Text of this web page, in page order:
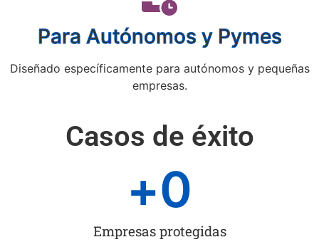
Para Autónomos y Pymes
Diseñado específicamente para autónomos y pequeñas
empresas.
Casos de éxito
Empresas protegidas
+0